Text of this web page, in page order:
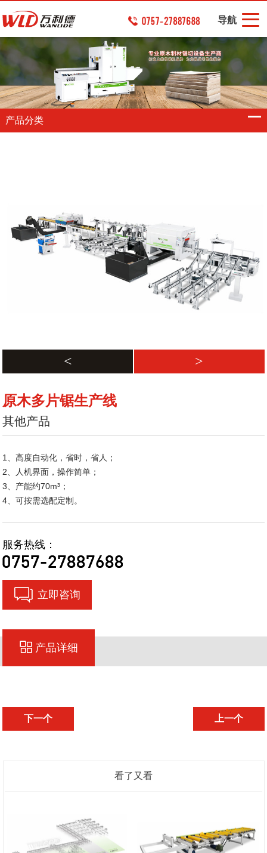
导航
产品分类
< >
原木多片锯生产线
其他产品
1、高度自动化，省时，省人；
2、人机界面，操作简单；
3、产能约70m³；
4、可按需选配定制。
服务热线：
立即咨询
产品详细
下一个 上一个
看了又看